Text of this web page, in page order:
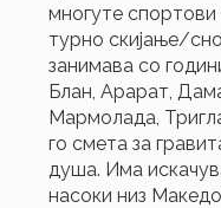
многуте спортови
турно скијање/
занимава со
Блан, Арарат,
Мармолада,
го смета за
душа. Има
насоки низ